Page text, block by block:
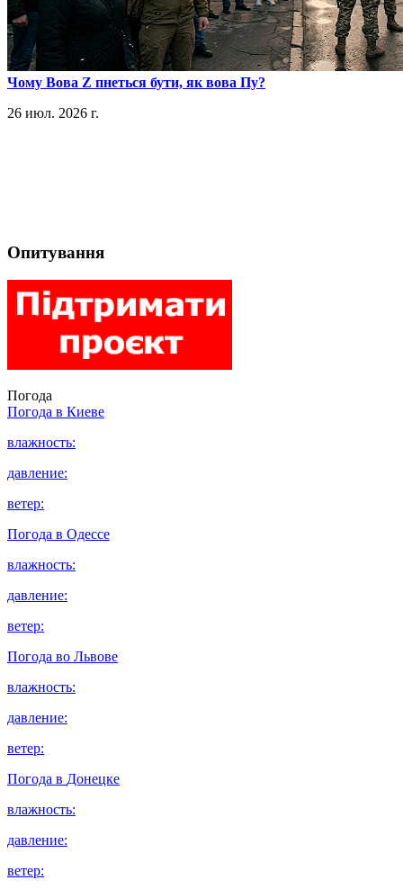
​Чому Вова Z пнеться бути, як вова Пу?
26 июл. 2026 г.
Опитування
Погода
Погода в Киеве
влажность:
давление:
ветер:
Погода в Одессе
влажность:
давление:
ветер:
Погода во Львове
влажность:
давление:
ветер:
Погода в Донецке
влажность:
давление:
ветер: